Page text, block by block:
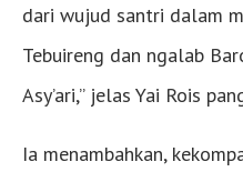
dari wujud santri dalam
Tebuireng dan ngalab
Asy’ari,” jelas Yai Rois
Ia menambahkan,